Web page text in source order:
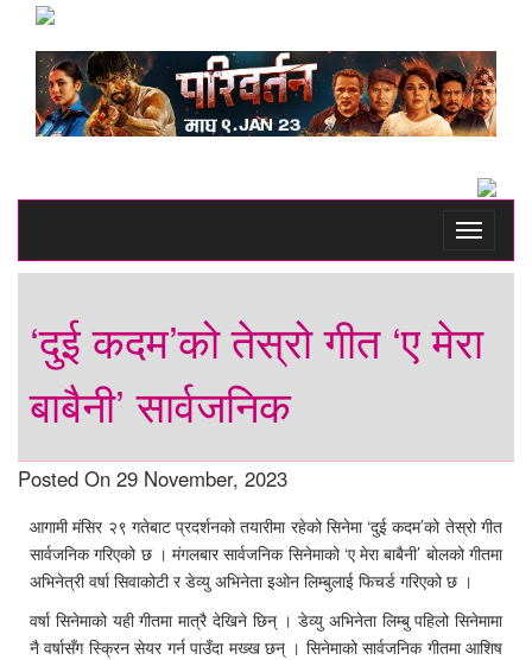
Toggle
‘दुई कदम’को तेस्रो गीत ‘ए मेरा
बाबैनी’ सार्वजनिक
Posted On 29 November, 2023
आगामी मंसिर २९ गतेबाट प्रदर्शनको तयारीमा रहेको सिनेमा ‘दुई कदम’को तेस्रो गीत
सार्वजनिक गरिएको छ । मंगलबार सार्वजनिक सिनेमाको ‘ए मेरा बाबैनी’ बोलको गीतमा
अभिनेत्री वर्षा सिवाकोटी र डेव्यु अभिनेता इओन लिम्बुलाई फिचर्ड गरिएको छ ।
वर्षा सिनेमाको यही गीतमा मात्रै देखिने छिन् । डेव्यु अभिनेता लिम्बु पहिलो सिनेमामा
नै वर्षासँग स्क्रिन सेयर गर्न पाउँदा मख्ख छन् । सिनेमाको सार्वजनिक गीतमा आशिष